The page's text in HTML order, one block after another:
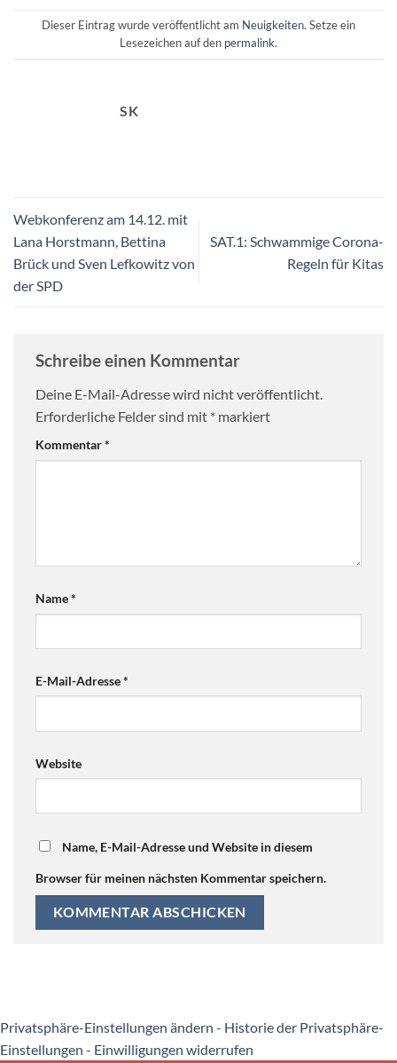
Dieser Eintrag wurde veröffentlicht am Neuigkeiten. Setze ein
Lesezeichen auf den permalink.
SK
Webkonferenz am 14.12. mit
Lana Horstmann, Bettina
Brück und Sven Lefkowitz von
der SPD
SAT.1: Schwammige Corona-
Regeln für Kitas
Schreibe einen Kommentar
Deine E-Mail-Adresse wird nicht veröffentlicht.
Erforderliche Felder sind mit * markiert
Kommentar*
Name*
E-Mail-Adresse*
Website
Name, E-Mail-Adresse und Website in diesem
Browser für meinen nächsten Kommentar speichern.
Privatsphäre-Einstellungen ändern - Historie der Privatsphäre-
Einstellungen - Einwilligungen widerrufen